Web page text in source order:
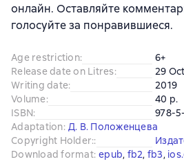
онлайн. Оставляйте
голосуйте за понравившиеся.
Age restriction:
6+
Release date on Litres:
29
Writing date:
2019
Volume:
40 p.
ISBN:
978-
Adaptation: Д. В. Положенцева
Copyright Holder::
Download format: epub, fb2, fb3,